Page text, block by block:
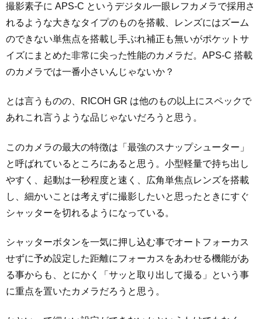
撮影素子に APS-C というデジタル一眼レフカメラで採用さ
れるような大きなタイプのものを搭載、レンズにはズーム
のできない単焦点を搭載し手ぶれ補正も無いがポケットサ
イズにまとめた非常に尖った性能のカメラだ。APS-C 搭載
のカメラでは一番小さいんじゃないか？
とは言うものの、RICOH GR は他のもの以上にスペックで
あれこれ言うような品じゃないだろうと思う。
このカメラの最大の特徴は「最強のスナップシューター」
と呼ばれているところにあると思う。小型軽量で持ち出し
やすく、起動は一秒程度と速く、広角単焦点レンズを搭載
し、細かいことは考えずに撮影したいと思ったときにすぐ
シャッターを切れるようになっている。
シャッターボタンを一気に押し込む事でオートフォーカス
せずに予め設定した距離にフォーカスをあわせる機能があ
る事からも、とにかく「サッと取り出して撮る」という事
に重点を置いたカメラだろうと思う。